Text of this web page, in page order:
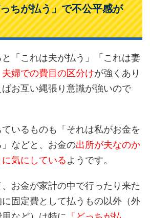
ちが払う」で不公平感が
「これは夫が払う」「これは妻
夫婦での費目の区分けが強くあり
お互い縄張り意識が強いので
いるものも「それは私がお金を
などと、お金の出所が夫なのか
気にしているようです。
お金が家計の中で行ったり来た
固定費として払うもの以外（外